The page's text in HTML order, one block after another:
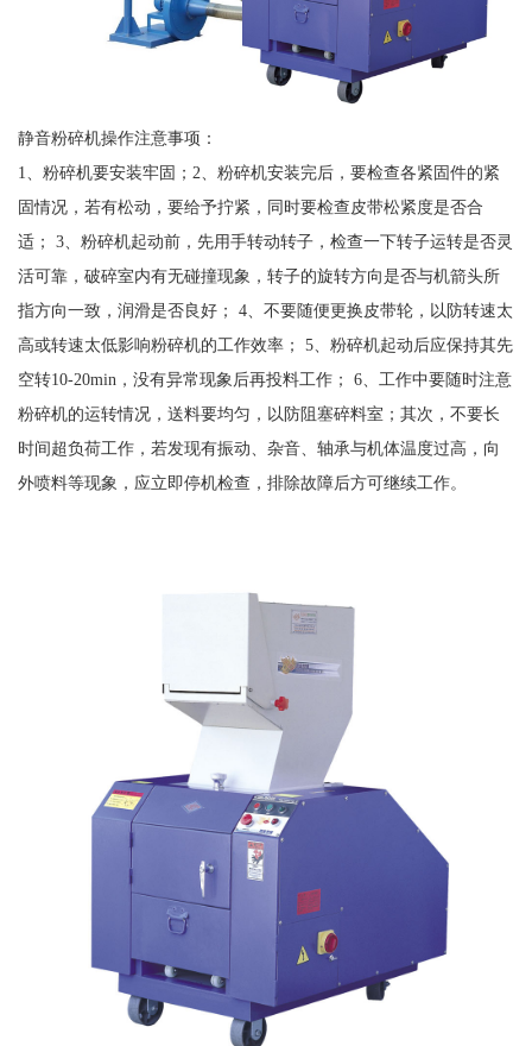
静音粉碎机操作注意事项：
1、粉碎机要安装牢固；2、粉碎机安装完后，要检查各紧固件的紧
固情况，若有松动，要给予拧紧，同时要检查皮带松紧度是否合
适； 3、粉碎机起动前，先用手转动转子，检查一下转子运转是否灵
活可靠，破碎室内有无碰撞现象，转子的旋转方向是否与机箭头所
指方向一致，润滑是否良好； 4、不要随便更换皮带轮，以防转速太
高或转速太低影响粉碎机的工作效率； 5、粉碎机起动后应保持其先
空转10-20min，没有异常现象后再投料工作； 6、工作中要随时注意
粉碎机的运转情况，送料要均匀，以防阻塞碎料室；其次，不要长
时间超负荷工作，若发现有振动、杂音、轴承与机体温度过高，向
外喷料等现象，应立即停机检查，排除故障后方可继续工作。